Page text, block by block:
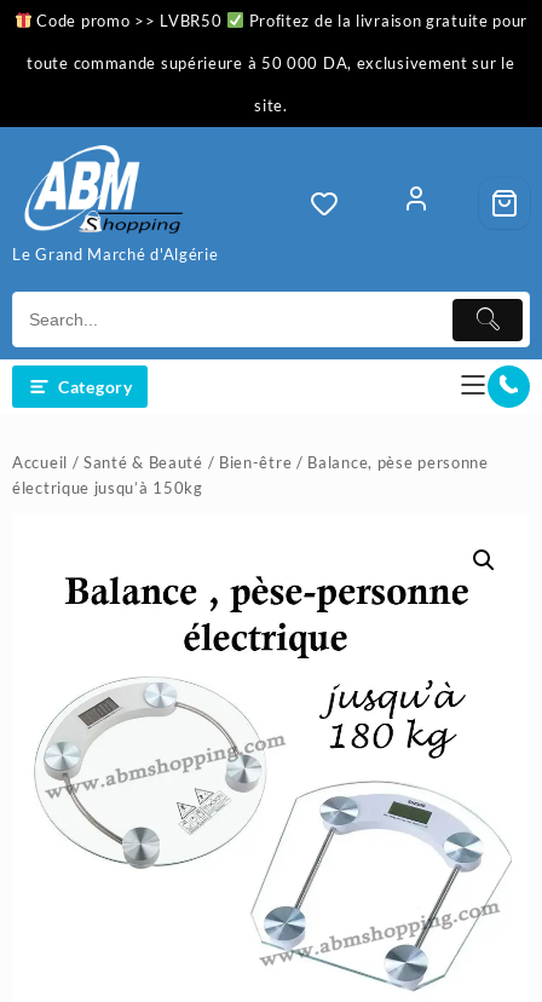
Skip
content
Code promo >> LVBR50 Profitez de la livraison gratuite pour
toute commande supérieure à 50 000 DA, exclusivement sur le
site.
Le Grand Marché d'Algérie
Category
Accueil /Santé & Beauté / Bien-être / Balance, pèse personne
électrique jusqu’à 150kg